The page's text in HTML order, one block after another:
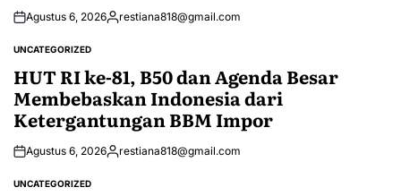
Agustus 6, 2026Posted
restiana818@gmail.com
POSTED
UNCATEGORIZED
HUT RI ke-81, B50 dan Agenda Besar
Membebaskan Indonesia dari
Ketergantungan BBM Impor
Agustus 6, 2026Posted
restiana818@gmail.com
POSTED
UNCATEGORIZED